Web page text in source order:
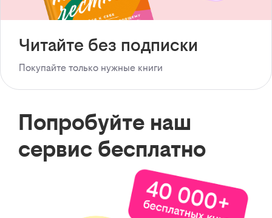
Читайте без подписки
Покупайте только нужные книги
Попробуйте наш
сервис бесплатно